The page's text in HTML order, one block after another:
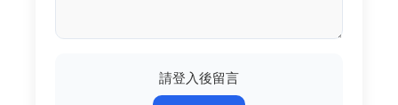
請登入後留言